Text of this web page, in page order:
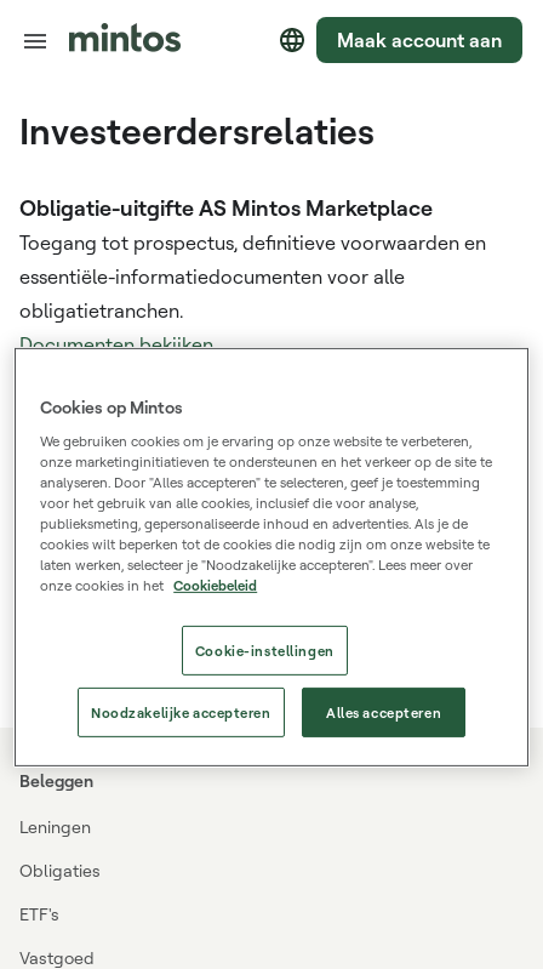
Maak account aan
Investeerdersrelaties
Obligatie-uitgifte AS Mintos Marketplace
Toegang tot prospectus, definitieve voorwaarden en
essentiële-informatiedocumenten voor alle
obligatietranchen.
Documenten bekijken
Jaarverslagen
Bekijk geconsolideerde jaarverslagen en
marktrapporten van voorgaande jaren.
Documenten bekijken
Aandelenemissie AS Mintos Holdings
Informatie over de uitgifte van Mintos-aandelen en de
bijbehorende documentatie.
Documenten bekijken
Beleggen
Leningen
Obligaties
ETF's
Vastgoed
Cookies op Mintos
We gebruiken cookies om je ervaring op onze website te verbeteren,
onze marketinginitiatieven te ondersteunen en het verkeer op de site te
analyseren. Door "Alles accepteren" te selecteren, geef je toestemming
voor het gebruik van alle cookies, inclusief die voor analyse,
publieksmeting, gepersonaliseerde inhoud en advertenties. Als je de
cookies wilt beperken tot de cookies die nodig zijn om onze website te
laten werken, selecteer je "Noodzakelijke accepteren". Lees meer over
onze cookies in het Cookiebeleid
Cookie-instellingen
Noodzakelijke accepteren Alles accepteren